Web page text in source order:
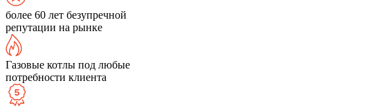
более 60 лет безупречной
репутации на рынке
Газовые котлы под любые
потребности клиента